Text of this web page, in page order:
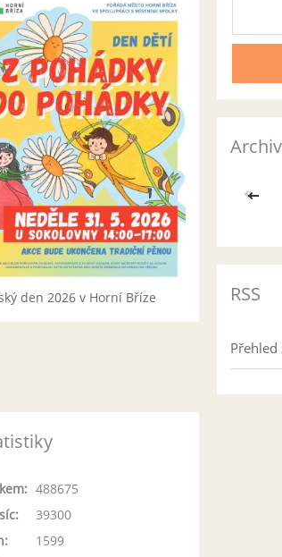
den 2026 v Horní Bříze
Archiv
<<
RSS
488675
39300
1599